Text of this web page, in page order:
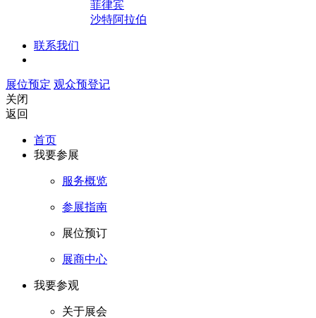
菲律宾
沙特阿拉伯
联系我们
展位预定 观众预登记
关闭
返回
首页
我要参展
服务概览
参展指南
展位预订
展商中心
我要参观
关于展会